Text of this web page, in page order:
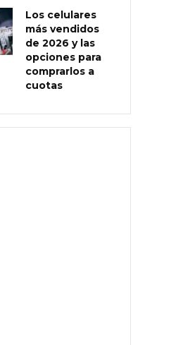
Los celulares
más vendidos
de 2026 y las
opciones para
comprarlos a
cuotas